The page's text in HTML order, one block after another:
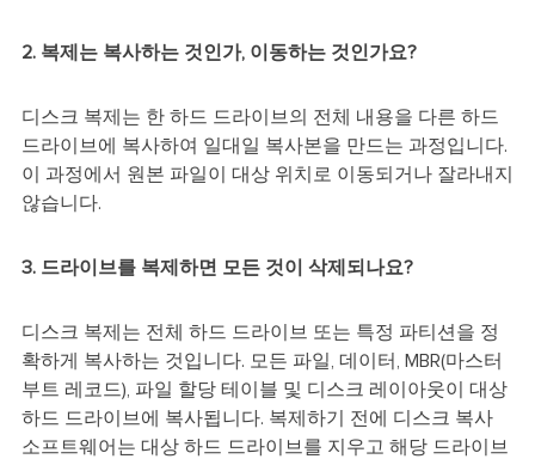
2. 복제는 복사하는 것인가, 이동하는 것인가요?
디스크 복제는 한 하드 드라이브의 전체 내용을 다른 하드
드라이브에 복사하여 일대일 복사본을 만드는 과정입니다.
이 과정에서 원본 파일이 대상 위치로 이동되거나 잘라내지
않습니다.
3. 드라이브를 복제하면 모든 것이 삭제되나요?
디스크 복제는 전체 하드 드라이브 또는 특정 파티션을 정
확하게 복사하는 것입니다. 모든 파일, 데이터, MBR(마스터
부트 레코드), 파일 할당 테이블 및 디스크 레이아웃이 대상
하드 드라이브에 복사됩니다. 복제하기 전에 디스크 복사
소프트웨어는 대상 하드 드라이브를 지우고 해당 드라이브